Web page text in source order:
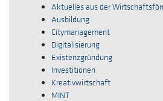
Aktuelles aus der
Ausbildung
Citymanagement
Digitalisierung
Existenzgründung
Investitionen
Kreativwirtschaft
MINT